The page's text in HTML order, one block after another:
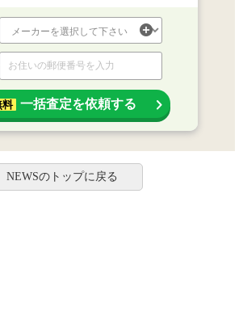
料 一括査定を依頼する
NEWSのトップに戻る